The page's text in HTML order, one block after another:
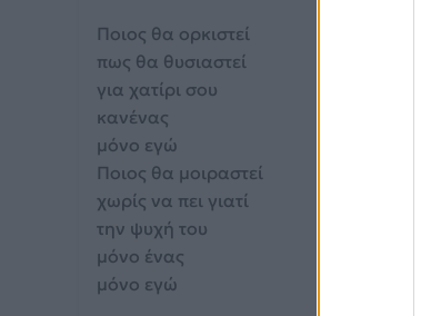
Ποιος θα ορκιστεί
πως θα θυσιαστεί
για χατίρι σου
κανένας
μόνο εγώ
Ποιος θα μοιραστεί
χωρίς να πει γιατί
την ψυχή του
μόνο ένας
μόνο εγώ